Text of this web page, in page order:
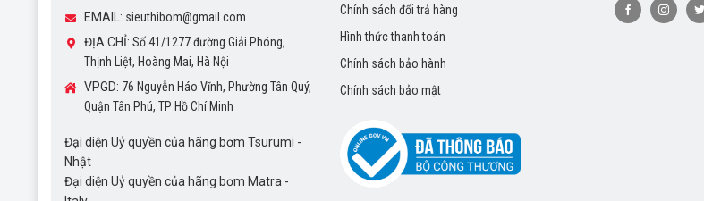
EMAIL: sieuthibom@gmail.com
ĐỊA CHỈ: Số 41/1277 đường Giải Phóng,
Thịnh Liệt, Hoàng Mai, Hà Nội
VPGD: 76 Nguyễn Háo Vĩnh, Phường Tân Quý,
Quận Tân Phú, TP Hồ Chí Minh
Đại diện Uỷ quyền của hãng bơm Tsurumi -
Nhật
Đại diện Uỷ quyền của hãng bơm Matra -
Chính sách đổi trả hàng
Hình thức thanh toán
Chính sách bảo hành
Chính sách bảo mật